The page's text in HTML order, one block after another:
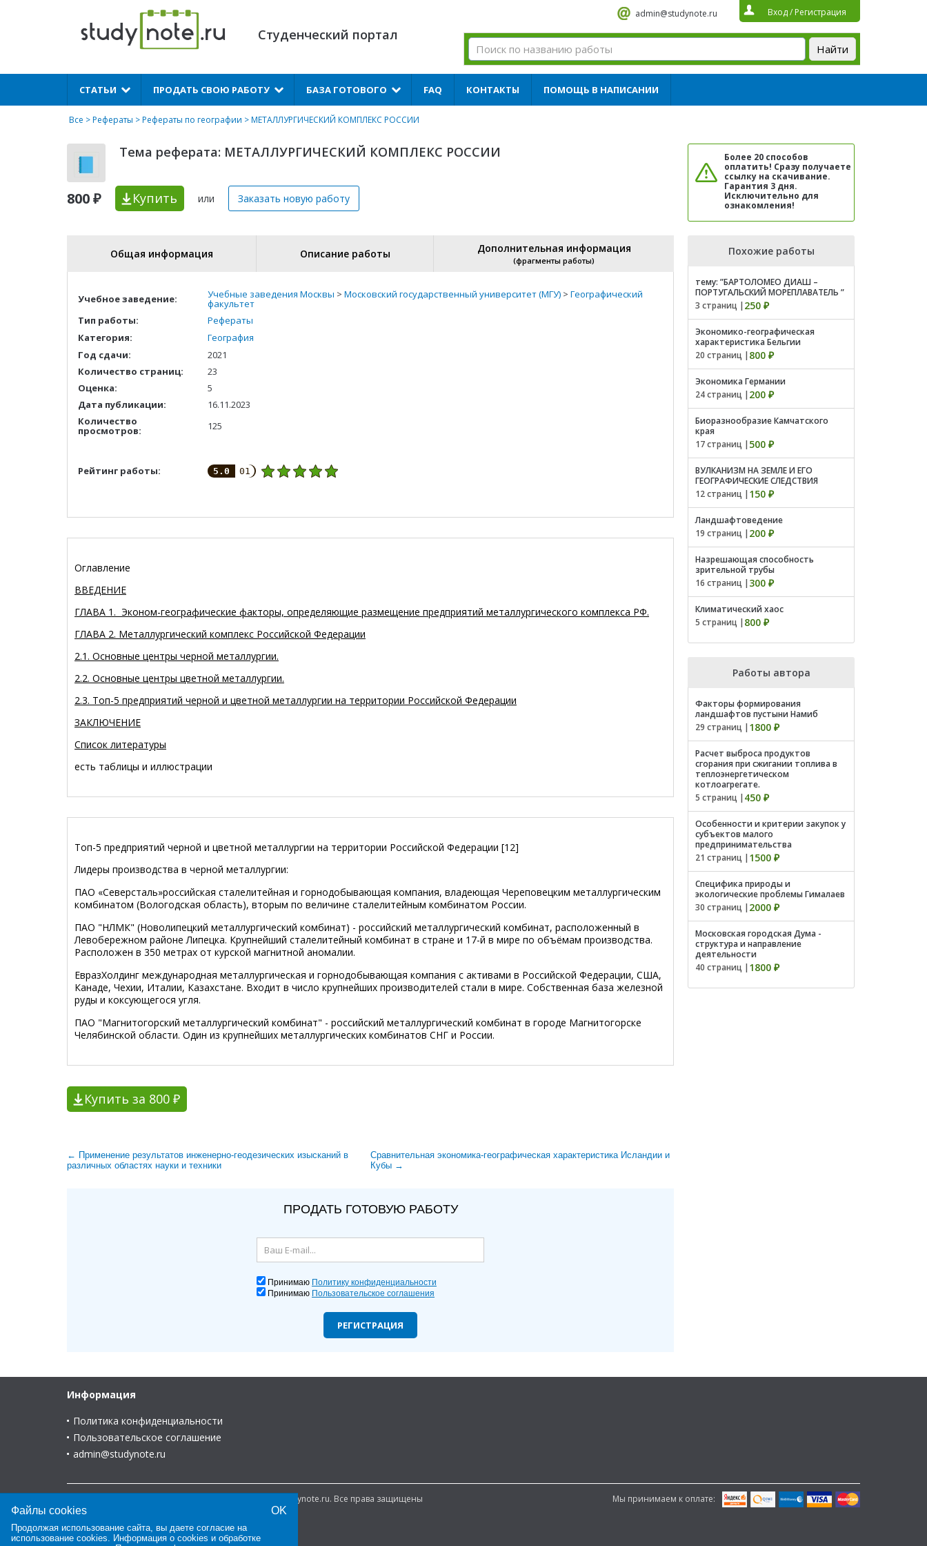
Студенческий портал
admin@studynote.ru Вход/ Регистрация
СТАТЬИ ПРОДАТЬ СВОЮ РАБОТУ БАЗА ГОТОВОГО FAQ КОНТАКТЫ ПОМОЩЬ В НАПИСАНИИ
Все >Рефераты >Рефераты по географии > МЕТАЛЛУРГИЧЕСКИЙ КОМПЛЕКС РОССИИ
Тема реферата: МЕТАЛЛУРГИЧЕСКИЙ КОМПЛЕКС РОССИИ
800 ₽ Купить или Заказать новую работу
Более 20 способов
оплатить! Сразу получаете
ссылку на скачивание.
Гарантия 3 дня.
Исключительно для
ознакомления!
Общая информация Описание работы Дополнительная информация
(фрагменты работы)
Учебное заведение: Учебные заведения Москвы > Московский государственный университет (МГУ) > Географический
факультет
Тип работы:
Рефераты
Категория:
География
Год сдачи:
2021
Количество страниц:
23
Оценка:
5
Дата публикации:
16.11.2023
Количество
просмотров: 125
Рейтинг работы: 5.0 01
Оглавление
ВВЕДЕНИЕ
ГЛАВА 1. Эконом-географические факторы, определяющие размещение предприятий металлургического комплекса РФ.
ГЛАВА 2. Металлургический комплекс Российской Федерации
2.1. Основные центры черной металлургии.
2.2. Основные центры цветной металлургии.
2.3. Топ-5 предприятий черной и цветной металлургии на территории Российской Федерации
ЗАКЛЮЧЕНИЕ
Список литературы
есть таблицы и иллюстрации
Топ-5 предприятий черной и цветной металлургии на территории Российской Федерации [12]
Лидеры производства в черной металлургии:
ПАО «Северсталь»российская сталелитейная и горнодобывающая компания, владеющая Череповецким металлургическим
комбинатом (Вологодская область), вторым по величине сталелитейным комбинатом России.
ПАО "НЛМК" (Новолипецкий металлургический комбинат) - российский металлургический комбинат, расположенный в
Левобережном районе Липецка. Крупнейший сталелитейный комбинат в стране и 17-й в мире по объёмам производства.
Расположен в 350 метрах от курской магнитной аномалии.
ЕвразХолдинг международная металлургическая и горнодобывающая компания с активами в Российской Федерации, США,
Канаде, Чехии, Италии, Казахстане. Входит в число крупнейших производителей стали в мире. Собственная база железной
руды и коксующегося угля.
ПАО "Магнитогорский металлургический комбинат" - российский металлургический комбинат в городе Магнитогорске
Челябинской области. Один из крупнейших металлургических комбинатов СНГ и России.
Купить за 800 ₽
← Применение результатов инженерно-геодезических изысканий в
различных областях науки и техники
Сравнительная экономика-географическая характеристика Исландии и
Кубы →
ПРОДАТЬ ГОТОВУЮ РАБОТУ
Принимаю Политику конфиденциальности
Принимаю Пользовательское соглашения
РЕГИСТРАЦИЯ
Похожие работы
тему: ”БАРТОЛОМЕО ДИАШ –
ПОРТУГАЛЬСКИЙ МОРЕПЛАВАТЕЛЬ ”
3 страниц | 250 ₽
Экономико-географическая
характеристика Бельгии
20 страниц | 800 ₽
Экономика Германии
24 страниц | 200 ₽
Биоразнообразие Камчатского
края
17 страниц | 500 ₽
ВУЛКАНИЗМ НА ЗЕМЛЕ И ЕГО
ГЕОГРАФИЧЕСКИЕ СЛЕДСТВИЯ
12 страниц | 150 ₽
Ландшафтоведение
19 страниц | 200 ₽
Hазрешающая споcобность
зрительной трубы
16 страниц | 300 ₽
Климатический хаос
5 страниц | 800 ₽
Работы автора
Факторы формирования
ландшафтов пустыни Намиб
29 страниц | 1800 ₽
Расчет выброса продуктов
сгорания при сжигании топлива в
теплоэнергетическом
котлоагрегате.
5 страниц | 450 ₽
Особенности и критерии закупок у
субъектов малого
предпринимательства
21 страниц | 1500 ₽
Специфика природы и
экологические проблемы Гималаев
30 страниц | 2000 ₽
Московская городская Дума -
структура и направление
деятельности
40 страниц | 1800 ₽
Информация
Политика конфиденциальности
Пользовательское соглашение
admin@studynote.ru
© 2008-2025 В помощь студенту и для студента - Studynote.ru. Все права защищены
Мы принимаем к оплате:
Файлы cookies
OK
Продолжая использование сайта, вы даете согласие на
использование cookies. Информация о cookies и обработке